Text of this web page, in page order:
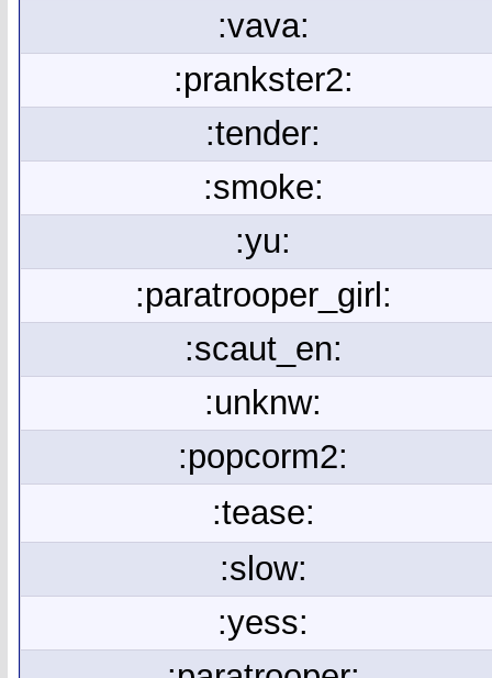
:vava:
:prankster2:
:tender:
:smoke:
:yu:
:paratrooper_girl:
:scaut_en:
:unknw:
:popcorm2:
:tease:
:slow:
:yess: